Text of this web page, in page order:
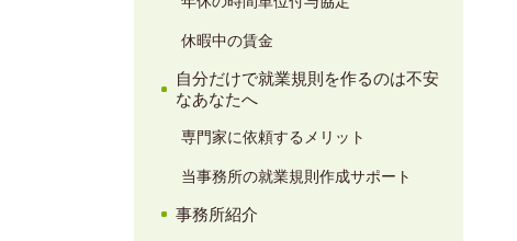
休暇中の賃金
自分だけで就業規則を作るのは不安
なあなたへ
専門家に依頼するメリット
当事務所の就業規則作成サポート
事務所紹介